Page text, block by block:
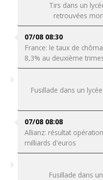
Tirs dans un
retrouvées
07/08 08:30
France: le taux de
8,3% au deuxième
Fusillade dans un
07/08 08:08
Allianz: résultat
milliards d'euros
Fusillade dans